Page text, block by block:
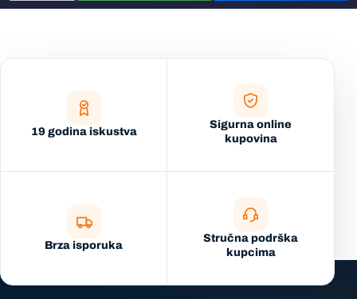
19 godina iskustva
Sigurna online
kupovina
Brza isporuka
Stručna podrška
kupcima